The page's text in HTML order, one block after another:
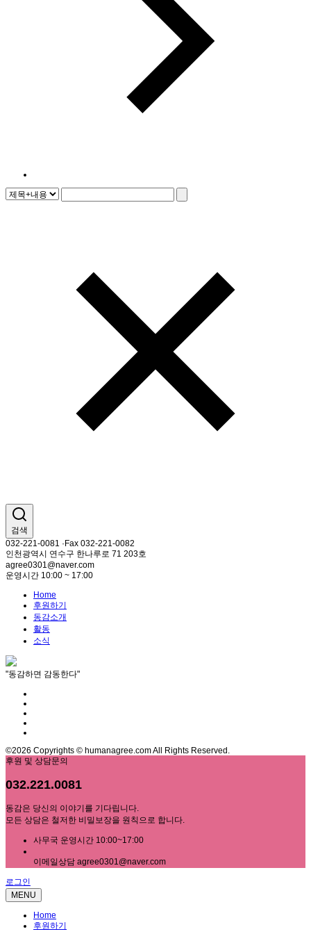
검색
032-221-0081 ·Fax 032-221-0082
인천광역시 연수구 한나루로 71 203호
agree0301@naver.com
운영시간 10:00 ~ 17:00
Home
후원하기
동감소개
활동
소식
"동감하면 감동한다"
©2026 Copyrights © humanagree.com All Rights Reserved.
후원 및 상담문의
032.221.0081
동감은 당신의 이야기를 기다립니다.
모든 상담은 철저한 비밀보장을 원칙으로 합니다.
사무국 운영시간 10:00~17:00
이메일상담 agree0301@naver.com
로그인
MENU
Home
후원하기